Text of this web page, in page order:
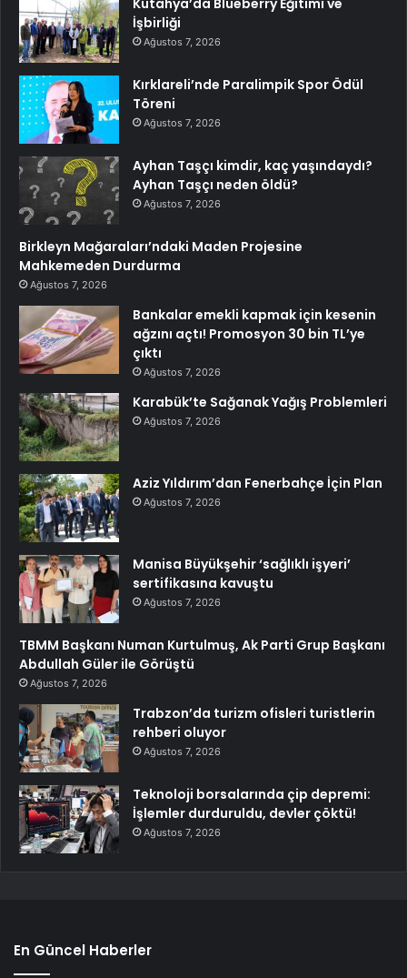
Kütahya’da Blueberry Eğitimi ve
İşbirliği
Ağustos 7, 2026
Kırklareli’nde Paralimpik Spor Ödül
Töreni
Ağustos 7, 2026
Ayhan Taşçı kimdir, kaç yaşındaydı?
Ayhan Taşçı neden öldü?
Ağustos 7, 2026
Birkleyn Mağaraları’ndaki Maden Projesine
Mahkemeden Durdurma
Ağustos 7, 2026
Bankalar emekli kapmak için kesenin
ağzını açtı! Promosyon 30 bin TL’ye
çıktı
Ağustos 7, 2026
Karabük’te Sağanak Yağış Problemleri
Ağustos 7, 2026
Aziz Yıldırım’dan Fenerbahçe İçin Plan
Ağustos 7, 2026
Manisa Büyükşehir ‘sağlıklı işyeri’
sertifikasına kavuştu
Ağustos 7, 2026
TBMM Başkanı Numan Kurtulmuş, Ak Parti Grup Başkanı
Abdullah Güler ile Görüştü
Ağustos 7, 2026
Trabzon’da turizm ofisleri turistlerin
rehberi oluyor
Ağustos 7, 2026
Teknoloji borsalarında çip depremi:
İşlemler durduruldu, devler çöktü!
Ağustos 7, 2026
En Güncel Haberler